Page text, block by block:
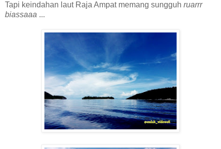
Tapi keindahan laut Raja Ampat memang sungguh ruarrr
biassaaa ...